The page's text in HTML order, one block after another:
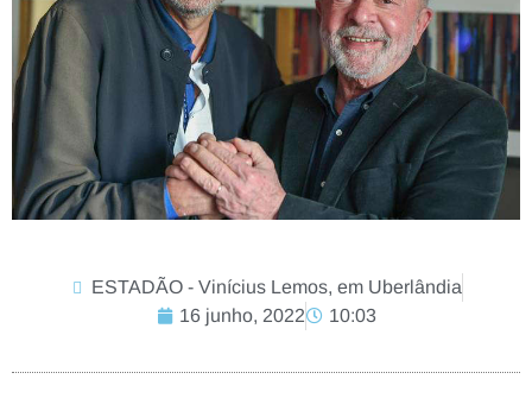
ESTADÃO - Vinícius Lemos, em Uberlândia
16 junho, 2022
10:03